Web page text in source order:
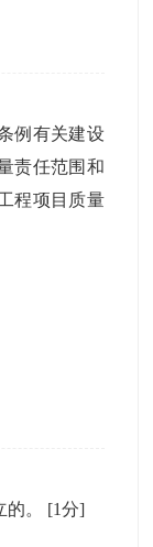
例有关建设
责任范围和
程项目质量
。 [1分]